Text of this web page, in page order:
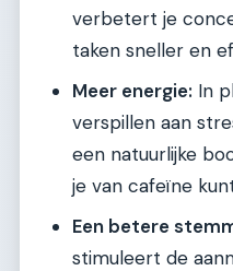
verbetert je
taken sneller en
Meer energie: In
verspillen aan
een natuurlijke
je van cafeïne
Een betere
stimuleert de